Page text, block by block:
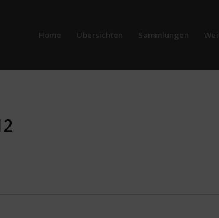
Home Übersichten Sammlungen